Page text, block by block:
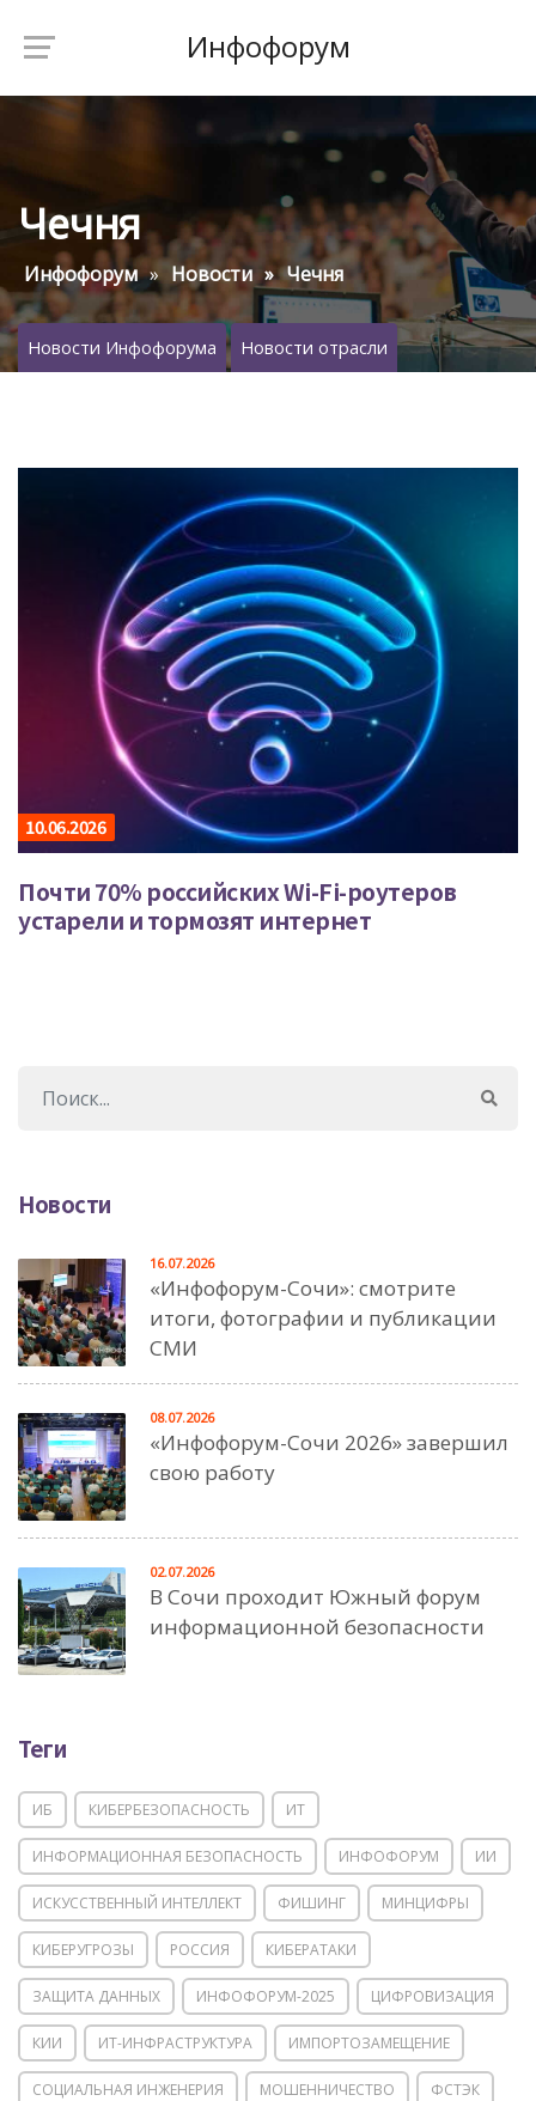
Инфофорум
Чечня
Инфофорум Новости Чечня
Новости Инфофорума Новости отрасли
10.06.2026
Почти 70% российских Wi-Fi-роутеров
устарели и тормозят интернет
Новости
«Инфофорум-Сочи»: смотрите
итоги, фотографии и публикации
СМИ
16.07.2026
«Инфофорум-Сочи 2026» завершил
свою работу
08.07.2026
В Сочи проходит Южный форум
информационной безопасности
02.07.2026
Теги
ИБ КИБЕРБЕЗОПАСНОСТЬ ИТ
ИНФОРМАЦИОННАЯ БЕЗОПАСНОСТЬ ИНФОФОРУМ ИИ
ИСКУССТВЕННЫЙ ИНТЕЛЛЕКТ ФИШИНГ МИНЦИФРЫ
КИБЕРУГРОЗЫ РОССИЯ КИБЕРАТАКИ
ЗАЩИТА ДАННЫХ ИНФОФОРУМ-2025 ЦИФРОВИЗАЦИЯ
КИИ ИТ-ИНФРАСТРУКТУРА ИМПОРТОЗАМЕЩЕНИЕ
СОЦИАЛЬНАЯ ИНЖЕНЕРИЯ МОШЕННИЧЕСТВО ФСТЭК